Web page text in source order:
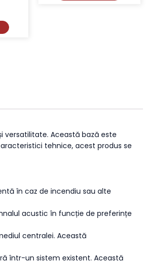
versatilitate. Această bază este
tehnice, acest produs se
în caz de incendiu sau alte
acustic în funcție de preferințe
centralei. Această
într-un sistem existent. Această